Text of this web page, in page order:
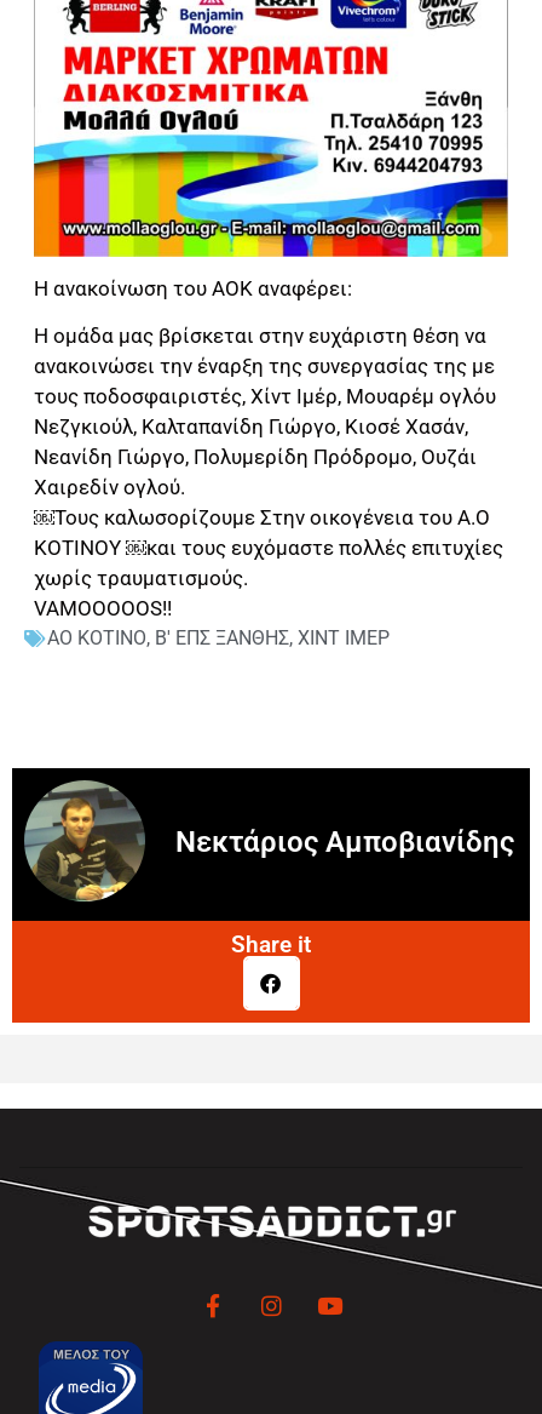
Η ανακοίνωση του ΑΟΚ αναφέρει:
Η ομάδα μας βρίσκεται στην ευχάριστη θέση να
ανακοινώσει την έναρξη της συνεργασίας της με
τους ποδοσφαιριστές, Χίντ Ιμέρ, Μουαρέμ ογλόυ
Νεζγκιούλ, Καλταπανίδη Γιώργο, Κιοσέ Χασάν,
Νεανίδη Γιώργο, Πολυμερίδη Πρόδρομο, Ουζάι
Χαιρεδίν ογλού.
￼Τους καλωσορίζουμε Στην οικογένεια του Α.Ο
ΚΟΤΙΝΟΥ ￼και τους ευχόμαστε πολλές επιτυχίες
χωρίς τραυματισμούς.
VAMOOOOOS!!
ΑΟ ΚΟΤΙΝΟ, Β' ΕΠΣ ΞΑΝΘΗΣ, ΧΙΝΤ ΙΜΕΡ
Νεκτάριος Αμποβιανίδης
Share it